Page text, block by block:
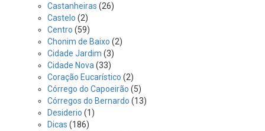
Castanheiras (26)
Castelo (2)
Centro (59)
Chonim de Baixo (2)
Cidade Jardim (3)
Cidade Nova (33)
Coração Eucarístico (2)
Córrego do Capoeirão (5)
Córregos do Bernardo (13)
Desiderio (1)
Dicas (186)